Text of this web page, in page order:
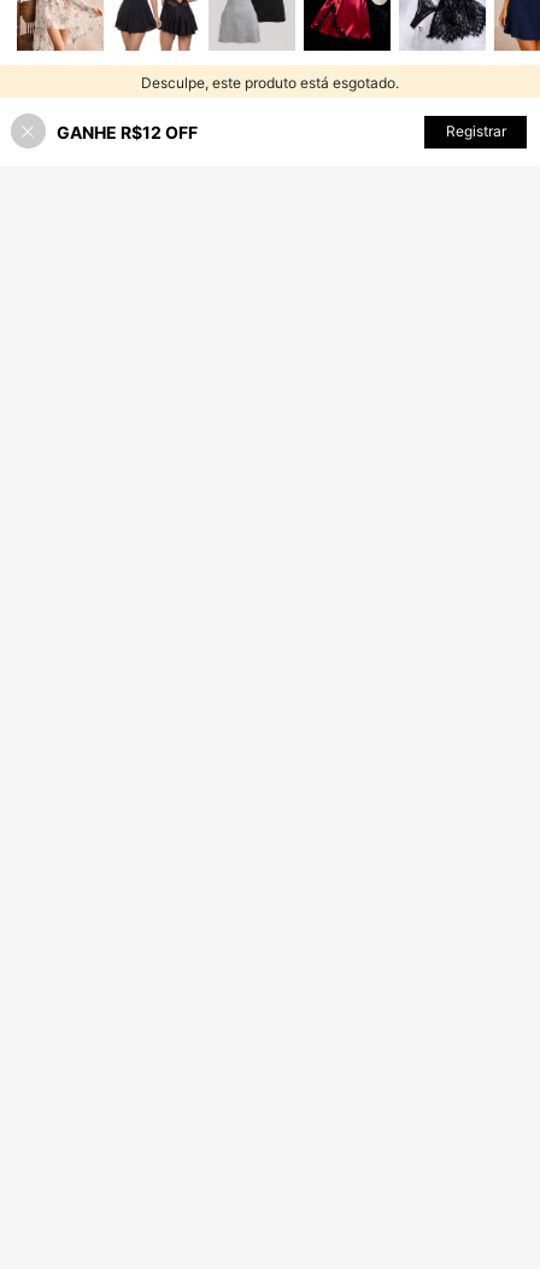
Desculpe, este produto está esgotado.
GANHE R$12 OFF Registrar